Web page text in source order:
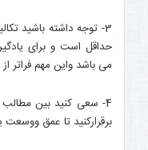
3- توجه داشته باشید
حداقل است و برای
می باشد واین مهم فراتر
4- سعی کنید بین مطالب
برقرارکنید تا عمق ووسعت